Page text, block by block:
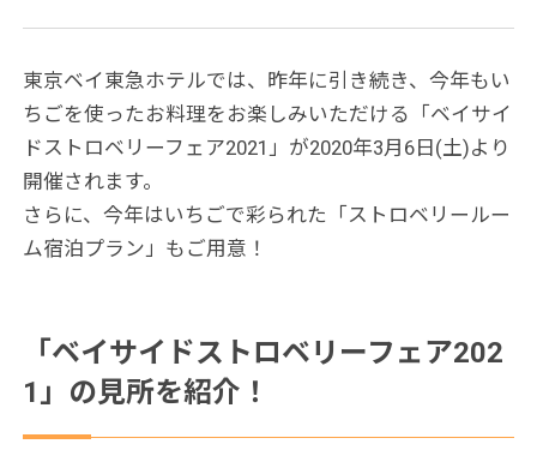
東京ベイ東急ホテルでは、昨年に引き続き、今年もい
ちごを使ったお料理をお楽しみいただける「ベイサイ
ドストロベリーフェア2021」が2020年3月6日(土)より
開催されます。
さらに、今年はいちごで彩られた「ストロベリールー
ム宿泊プラン」もご用意！
「ベイサイドストロベリーフェア202
1」の見所を紹介！